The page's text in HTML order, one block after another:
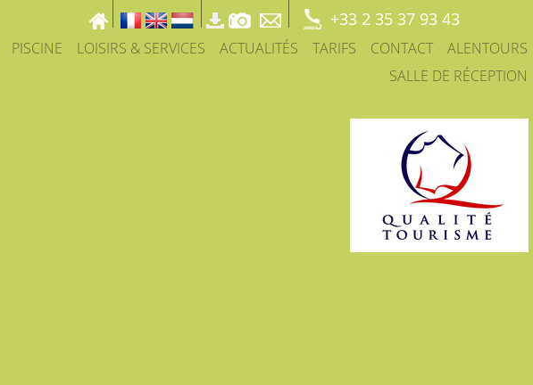
+33 2 35 37 93 43
PISCINE LOISIRS & SERVICES ACTUALITÉS TARIFS CONTACT
ALENTOURS
SALLE DE RÉCEPTION